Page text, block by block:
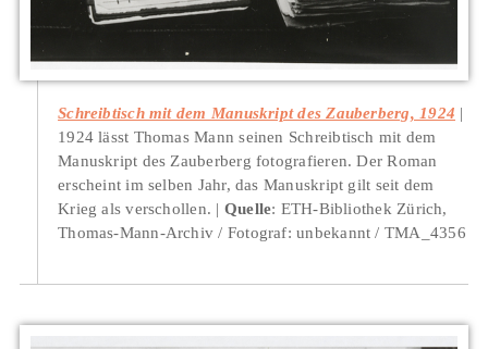
Schreibtisch mit dem Manuskript des Zauberberg, 1924
1924 lässt Thomas Mann seinen Schreibtisch mit dem
Manuskript des Zauberberg fotografieren. Der Roman
erscheint im selben Jahr, das Manuskript gilt seit dem
Krieg als verschollen.
Quelle: ETH-Bibliothek Zürich,
Thomas-Mann-Archiv / Fotograf: unbekannt / TMA_4356